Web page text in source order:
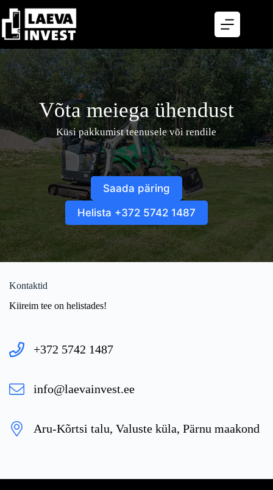
content
Võta meiega ühendust
Küsi pakkumist teenusele või rendile
Saada päring
Helista +372 5742 1487
Kontaktid
Kiireim tee on helistades!
+372 5742 1487
info@laevainvest.ee
Aru-Kõrtsi talu, Valuste küla, Pärnu maakond